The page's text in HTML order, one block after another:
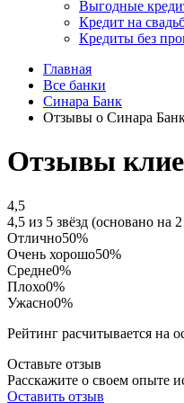
Выгодные
Кредит на
Кредиты без
Главная
Все банки
Синара Банк
Отзывы о Синара
Отзывы
4,5
4,5 из 5 звёзд (основано на
Отлично50%
Очень хорошо50%
Средне0%
Плохо0%
Ужасно0%
Рейтинг расчитывается на
Оставьте отзыв
Расскажите о своем опыте
Оставить отзыв